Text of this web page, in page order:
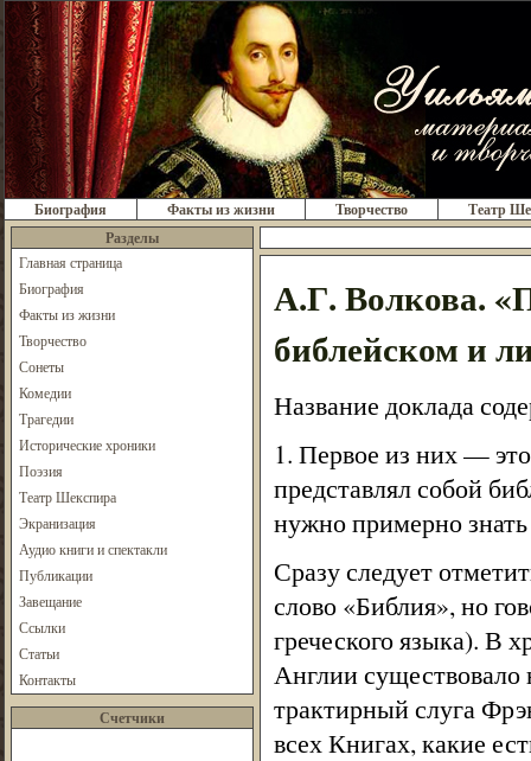
Биография Факты из жизни Творчество
Театр
Разделы
Главная страница
Биография
Факты из жизни
Творчество
Сонеты
Комедии
Трагедии
Исторические хроники
Поэзия
Театр Шекспира
Экранизация
Аудио книги и спектакли
Публикации
Завещание
Ссылки
Статьи
Контакты
Счетчики
А.Г. Волкова.
библейском и
Название доклада
1. Первое из них —
представлял собой
нужно примерно
Сразу следует
слово «Библия», но
греческого языка). В
Англии существовало
трактирный слуга
всех Книгах, какие